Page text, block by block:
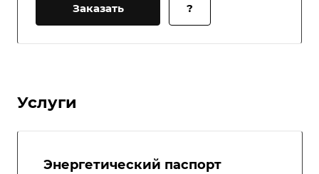
Заказать ?
Услуги
Энергетический паспорт